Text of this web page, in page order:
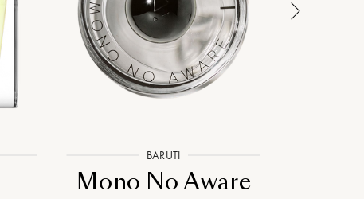
BARUTI
Mono No Aware